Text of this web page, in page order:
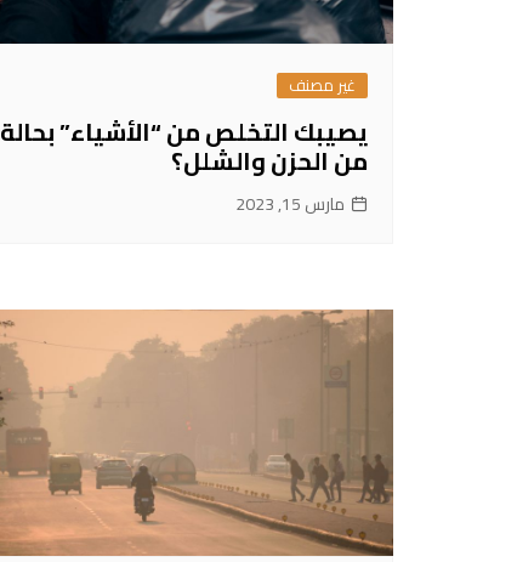
غير مصنف
يصيبك التخلص من “الأشياء” بحالة
من الحزن والشلل؟
مارس 15, 2023